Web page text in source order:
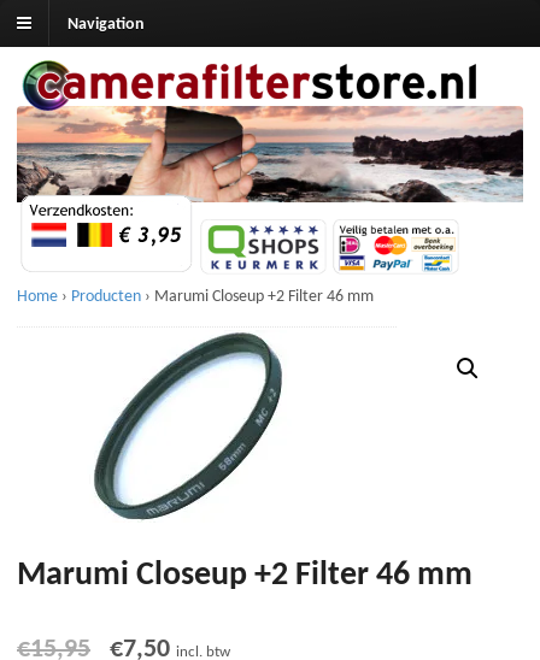
Navigation
Home › Producten › Marumi Closeup +2 Filter 46 mm
Marumi Closeup +2 Filter 46 mm
€15,95
Oorspronkelijke
€7,50Huidige
incl. btw